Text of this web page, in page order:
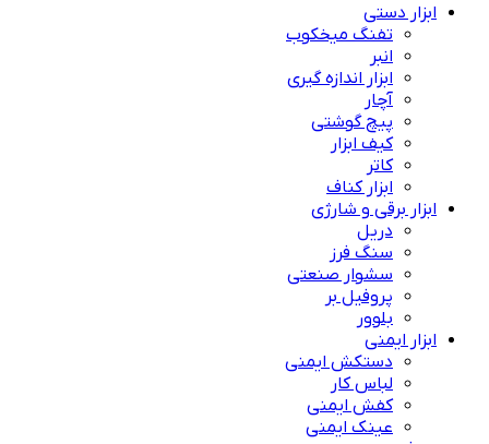
ابزار دستی
تفنگ میخکوب
انبر
ابزار اندازه گیری
آچار
پیچ گوشتی
کیف ابزار
کاتر
ابزار کناف
ابزار برقی و شارژی
دریل
سنگ فرز
سشوار صنعتی
پروفیل بر
بلوور
ابزار ایمنی
دستکش ایمنی
لباس کار
کفش ایمنی
عینک ایمنی